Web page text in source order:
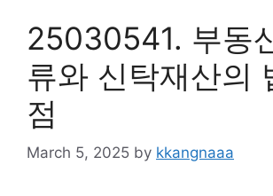
25030541. 부동
류와 신탁재산의
점
March 5, 2025 by kkangnaaa